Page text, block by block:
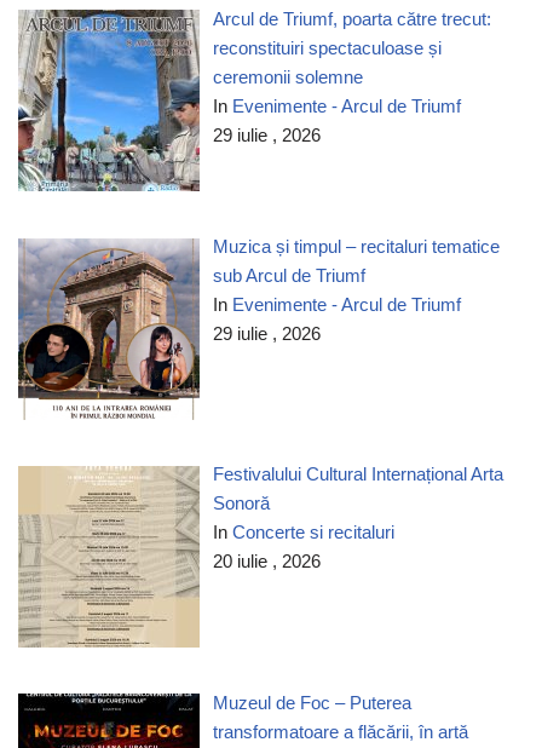
Arcul de Triumf, poarta către trecut:
reconstituiri spectaculoase și
ceremonii solemne
In Evenimente - Arcul de Triumf
29 iulie , 2026
Muzica și timpul – recitaluri tematice
sub Arcul de Triumf
In Evenimente - Arcul de Triumf
29 iulie , 2026
Festivalului Cultural Internațional Arta
Sonoră
InConcerte si recitaluri
20 iulie , 2026
Muzeul de Foc – Puterea
transformatoare a flăcării, în artă